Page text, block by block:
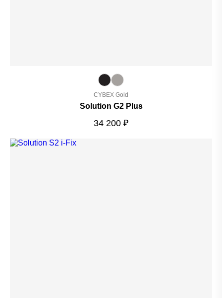
CYBEX Gold
Solution G2 Plus
34 200 ₽